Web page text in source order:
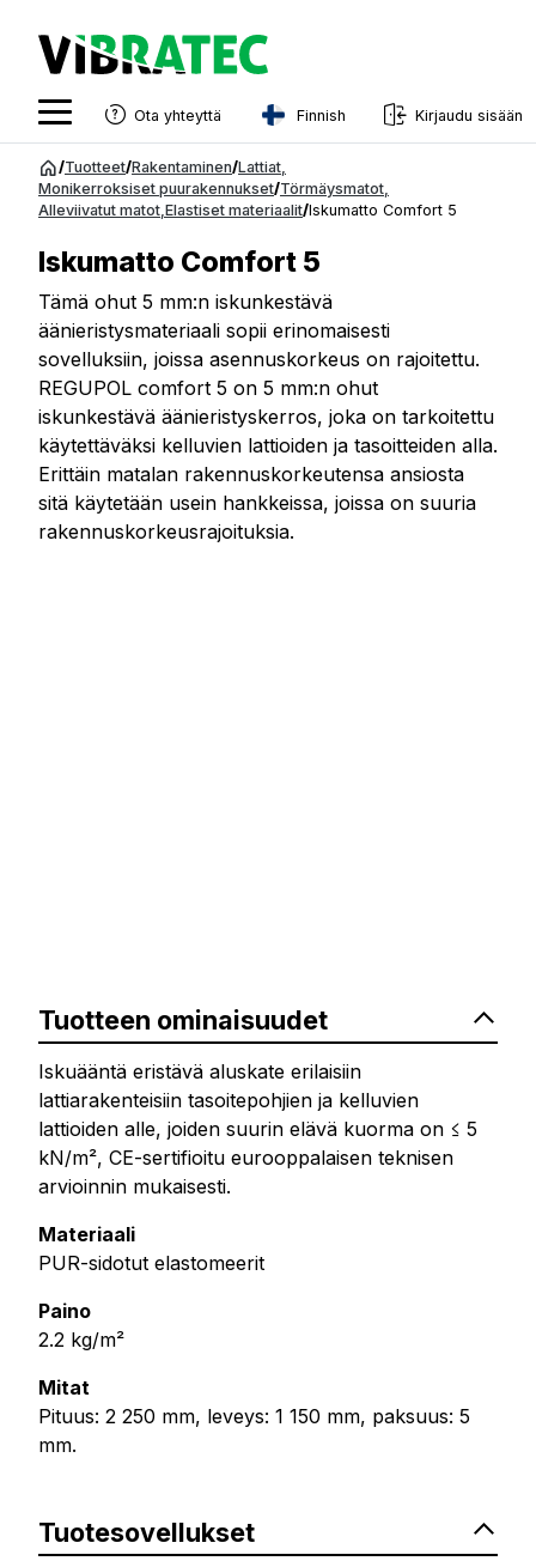
Siirry
sisältöön
Ota yhteyttä Finnish
Swedish
French
Estonian
Finnish
Danish
Kirjaudu sisään
/Tuotteet/Rakentaminen/Lattiat
Monikerroksiset puurakennukset/Törmäysmatot
Alleviivatut matot Elastiset materiaalit/Iskumatto Comfort 5
Iskumatto Comfort 5
Tämä ohut 5 mm:n iskunkestävä
äänieristysmateriaali sopii erinomaisesti
sovelluksiin, joissa asennuskorkeus on rajoitettu.
REGUPOL comfort 5 on 5 mm:n ohut
iskunkestävä äänieristyskerros, joka on tarkoitettu
käytettäväksi kelluvien lattioiden ja tasoitteiden alla.
Erittäin matalan rakennuskorkeutensa ansiosta
sitä käytetään usein hankkeissa, joissa on suuria
rakennuskorkeusrajoituksia.
Tuotteen ominaisuudet
Iskuääntä eristävä aluskate erilaisiin
lattiarakenteisiin tasoitepohjien ja kelluvien
lattioiden alle, joiden suurin elävä kuorma on ≤ 5
kN/m², CE-sertifioitu eurooppalaisen teknisen
arvioinnin mukaisesti.
Materiaali
PUR-sidotut elastomeerit
Paino
2.2 kg/m²
Mitat
Pituus: 2 250 mm, leveys: 1 150 mm, paksuus: 5
mm.
Tuotesovellukset